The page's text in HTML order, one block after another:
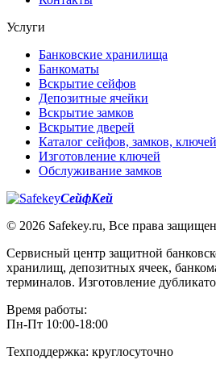
Услуги
Банковские хранилища
Банкоматы
Вскрытие сейфов
Депозитные ячейки
Вскрытие замков
Вскрытие дверей
Каталог сейфов, замков, ключей
Изготовление ключей
Обслуживание замков
СейфКей
© 2026 Safekey.ru, Все права
Сервисный центр защитной
хранилищ, депозитных ячеек,
терминалов. Изготовление
Время работы:
Пн-Пт 10:00-18:00
Техподдержка: круглосуточно